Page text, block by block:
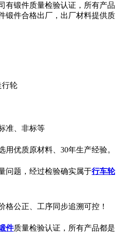
有锻件质量检验认证，所有产品
锻件合格出厂，出厂材料提供质
行轮
准、非标等
用优质原材料、30年生产经验。
问题，经过检验确实属于行车轮
格公正、工序同步追溯可控！
件质量检验认证，所有产品都是